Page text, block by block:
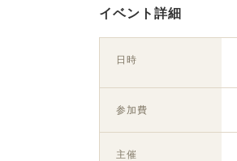
イベント詳細
日時
参加費
主催